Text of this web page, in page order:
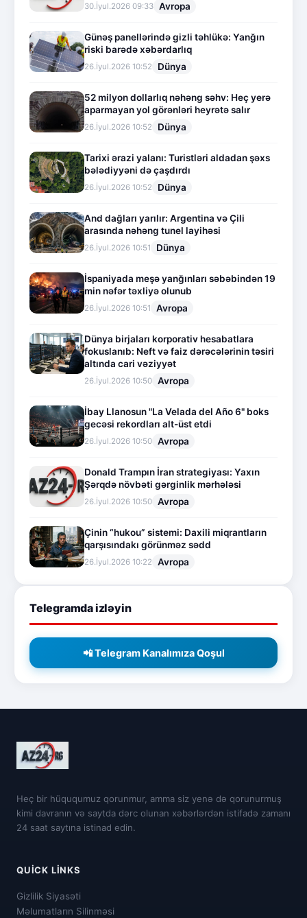
30.İyul.2026 09:33 Avropa
Günəş panellərində gizli təhlükə: Yanğın
riski barədə xəbərdarlıq
26.İyul.2026 10:52 Dünya
52 milyon dollarlıq nəhəng səhv: Heç yerə
aparmayan yol görənləri heyrətə salır
26.İyul.2026 10:52 Dünya
Tarixi ərazi yalanı: Turistləri aldadan şəxs
bələdiyyəni də çaşdırdı
26.İyul.2026 10:52 Dünya
And dağları yarılır: Argentina və Çili
arasında nəhəng tunel layihəsi
26.İyul.2026 10:51 Dünya
İspaniyada meşə yanğınları səbəbindən 19
min nəfər təxliyə olunub
26.İyul.2026 10:51 Avropa
Dünya birjaları korporativ hesabatlara
fokuslanıb: Neft və faiz dərəcələrinin təsiri
altında cari vəziyyət
26.İyul.2026 10:50 Avropa
İbay Llanosun "La Velada del Año 6" boks
gecəsi rekordları alt-üst etdi
26.İyul.2026 10:50 Avropa
Donald Trampın İran strategiyası: Yaxın
Şərqdə növbəti gərginlik mərhələsi
26.İyul.2026 10:50 Avropa
Çinin “hukou” sistemi: Daxili miqrantların
qarşısındakı görünməz sədd
26.İyul.2026 10:22 Avropa
Telegramda izləyin
📲 Telegram Kanalımıza Qoşul
Heç bir hüququmuz qorunmur, amma siz yenə də qorunurmuş
kimi davranın və saytda dərc olunan xəbərlərdən istifadə zamanı
24 saat saytına istinad edin.
QUICK LINKS
Gizlilik Siyasəti
Məlumatların Silinməsi